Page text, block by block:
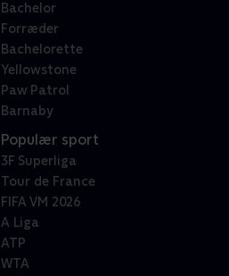
Bachelor
Forræder
Bachelorette
Yellowstone
Paw Patrol
Barnaby
Populær sport
3F Superliga
Tour de France
FIFA VM 2026
A Liga
ATP
WTA